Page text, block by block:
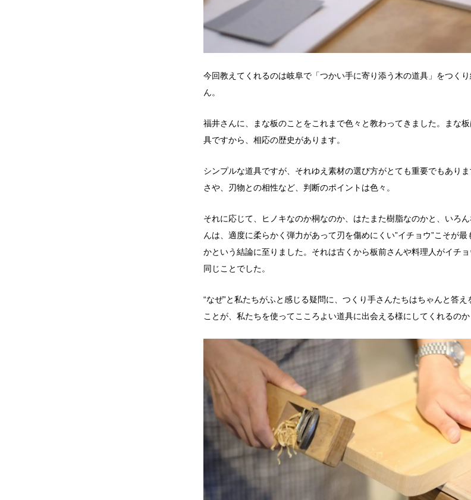
今回教えてくれるのは岐阜で「つかい手に寄り添う木の道具」をつく
ん。
福井さんに、まな板のことをこれまで色々と教わってきました。まな
具ですから、相応の歴史があります。
シンプルな道具ですが、それゆえ素材の選び方がとても重要でもあり
さや、刃物との相性など、判断のポイントは色々。
それに応じて、ヒノキなのか桐なのか、はたまた樹脂なのかと、いろ
んは、適度に柔らかく弾力があって刃を傷めにくい”イチョウ”こそが
かという結論に至りました。それは古くから板前さんや料理人がイチ
同じことでした。
“なぜ”と私たちがふと感じる疑問に、つくり手さんたちはちゃんと答
ことが、私たちを使ってこころよい道具に出会える様にしてくれるのか